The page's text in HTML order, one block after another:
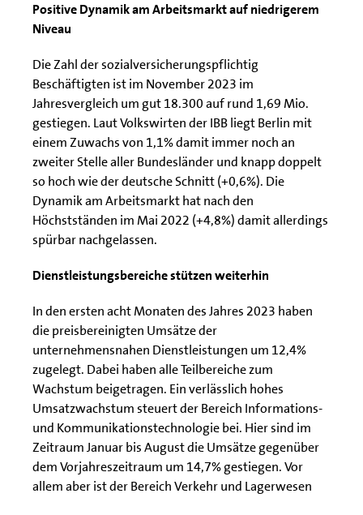
Positive Dynamik am Arbeitsmarkt auf niedrigerem
Niveau
Die Zahl der sozialversicherungspflichtig
Beschäftigten ist im November 2023 im
Jahresvergleich um gut 18.300 auf rund 1,69 Mio.
gestiegen. Laut Volkswirten der IBB liegt Berlin mit
einem Zuwachs von 1,1% damit immer noch an
zweiter Stelle aller Bundesländer und knapp doppelt
so hoch wie der deutsche Schnitt (+0,6%). Die
Dynamik am Arbeitsmarkt hat nach den
Höchstständen im Mai 2022 (+4,8%) damit allerdings
spürbar nachgelassen.
Dienstleistungsbereiche stützen weiterhin
In den ersten acht Monaten des Jahres 2023 haben
die preisbereinigten Umsätze der
unternehmensnahen Dienstleistungen um 12,4%
zugelegt. Dabei haben alle Teilbereiche zum
Wachstum beigetragen. Ein verlässlich hohes
Umsatzwachstum steuert der Bereich Informations-
und Kommunikationstechnologie bei. Hier sind im
Zeitraum Januar bis August die Umsätze gegenüber
dem Vorjahreszeitraum um 14,7% gestiegen. Vor
allem aber ist der Bereich Verkehr und Lagerwesen